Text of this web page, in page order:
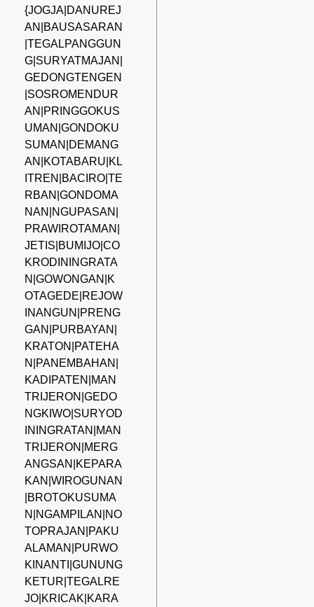
{JOGJA|DANUREJ
AN|BAUSASARAN
|TEGALPANGGUN
G|SURYATMAJAN|
GEDONGTENGEN
|SOSROMENDUR
AN|PRINGGOKUS
UMAN|GONDOKU
SUMAN|DEMANG
AN|KOTABARU|KL
ITREN|BACIRO|TE
RBAN|GONDOMA
NAN|NGUPASAN|
PRAWIROTAMAN|
JETIS|BUMIJO|CO
KRODININGRATA
N|GOWONGAN|K
OTAGEDE|REJOW
INANGUN|PRENG
GAN|PURBAYAN|
KRATON|PATEHA
N|PANEMBAHAN|
KADIPATEN|MAN
TRIJERON|GEDO
NGKIWO|SURYOD
ININGRATAN|MAN
TRIJERON|MERG
ANGSAN|KEPARA
KAN|WIROGUNAN
|BROTOKUSUMA
N|NGAMPILAN|NO
TOPRAJAN|PAKU
ALAMAN|PURWO
KINANTI|GUNUNG
KETUR|TEGALRE
JO|KRICAK|KARA